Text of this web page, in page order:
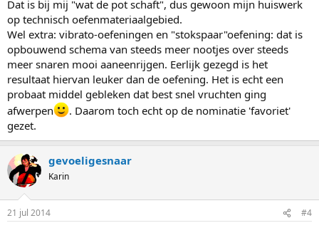
Dat is bij mij "wat de pot schaft", dus gewoon mijn huiswerk
op technisch oefenmateriaalgebied.
Wel extra: vibrato-oefeningen en "stokspaar"oefening: dat is
opbouwend schema van steeds meer nootjes over steeds
meer snaren mooi aaneenrijgen. Eerlijk gezegd is het
resultaat hiervan leuker dan de oefening. Het is echt een
probaat middel gebleken dat best snel vruchten ging
afwerpen
. Daarom toch echt op de nominatie 'favoriet'
gezet.
gevoeligesnaar
Karin
21 jul 2014 #4